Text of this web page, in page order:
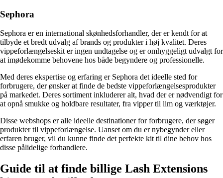
Sephora
Sephora er en international skønhedsforhandler, der er kendt for at
tilbyde et bredt udvalg af brands og produkter i høj kvalitet. Deres
vippeforlængelseskit er ingen undtagelse og er omhyggeligt udvalgt for
at imødekomme behovene hos både begyndere og professionelle.
Med deres ekspertise og erfaring er Sephora det ideelle sted for
forbrugere, der ønsker at finde de bedste vippeforlængelsesprodukter
på markedet. Deres sortiment inkluderer alt, hvad der er nødvendigt for
at opnå smukke og holdbare resultater, fra vipper til lim og værktøjer.
Disse webshops er alle ideelle destinationer for forbrugere, der søger
produkter til vippeforlængelse. Uanset om du er nybegynder eller
erfaren bruger, vil du kunne finde det perfekte kit til dine behov hos
disse pålidelige forhandlere.
Guide til at finde billige Lash Extensions